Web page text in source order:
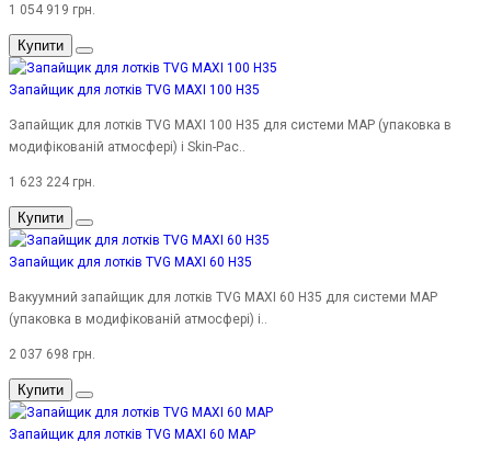
1 054 919 грн.
Купити
Запайщик для лотків TVG MAXI 100 H35
Запайщик для лотків TVG MAXI 100 H35 для системи MAP (упаковка в
модифікованій атмосфері) і Skin-Pac..
1 623 224 грн.
Купити
Запайщик для лотків TVG MAXI 60 H35
Вакуумний запайщик для лотків TVG MAXI 60 H35 для системи MAP
(упаковка в модифікованій атмосфері) і..
2 037 698 грн.
Купити
Запайщик для лотків TVG MAXI 60 MAP